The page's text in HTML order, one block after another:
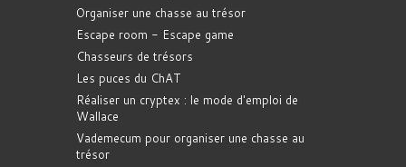
Organiser une chasse au trésor
Escape room - Escape game
Chasseurs de trésors
Les puces du ChAT
Réaliser un cryptex : le mode d'emploi de
Wallace
Vademecum pour organiser une chasse au
trésor